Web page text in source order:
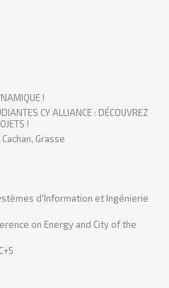
!
CY ALLIANCE : DÉCOUVREZ
!
Grasse
d'Information et Ingénierie
on Energy and City of the